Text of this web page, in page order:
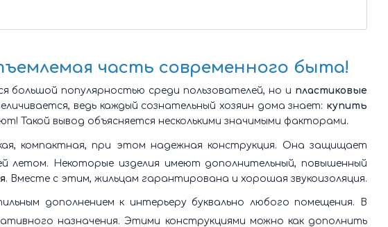
часть современного быта!
большой популярностью среди пользователей, но и пластиковые
ведь каждый сознательный хозяин дома знает: купить
Такой вывод объясняется несколькими значимыми факторами.
компактная, при этом надежная конструкция. Она защищает
летом. Некоторые изделия имеют дополнительный, повышенный
. Вместе с этим, жильцам гарантирована и хорошая звукоизоляция.
дополнением к интерьеру буквально любого помещения. В
назначения. Этими конструкциями можно как дополнить